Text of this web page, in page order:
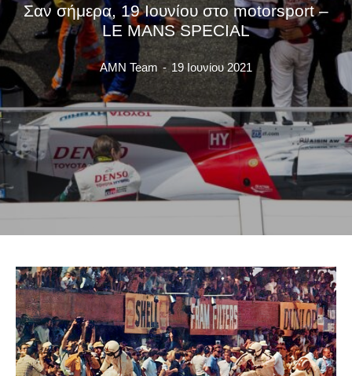
Σαν σήμερα, 19 Ιουνίου στο motorsport –
LE MANS SPECIAL
AMN Team - 19 Ιουνίου 2021